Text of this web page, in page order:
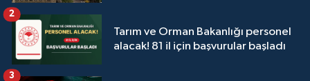
Tarım ve Orman Bakanlığı personel
alacak! 81 il için başvurular başladı
2
3